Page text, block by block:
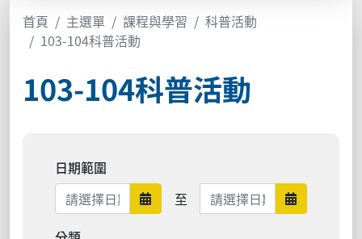
首頁 主選單 課程與學習
科普活動
103-104科普活動
103-104科普活動
日期範圍
日期範圍開始
至 日期範圍結束 日期範圍